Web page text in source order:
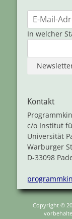
In welcher
Kontakt
c/o Institut
Universität
Warburger
D-33098
Copyright ©